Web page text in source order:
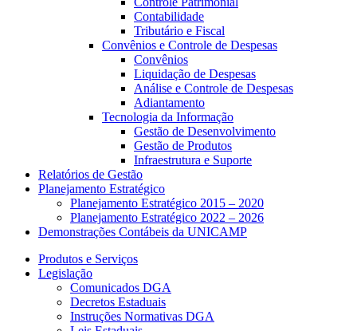
Contabilidade
Tributário e Fiscal
Convênios e Controle de Despesas
Convênios
Liquidação de Despesas
Análise e Controle de Despesas
Adiantamento
Tecnologia da Informação
Gestão de Desenvolvimento
Gestão de Produtos
Infraestrutura e Suporte
Relatórios de Gestão
Planejamento Estratégico
Planejamento Estratégico 2015 – 2020
Planejamento Estratégico 2022 – 2026
Demonstrações Contábeis da UNICAMP
Produtos e Serviços
Legislação
Comunicados DGA
Decretos Estaduais
Instruções Normativas DGA